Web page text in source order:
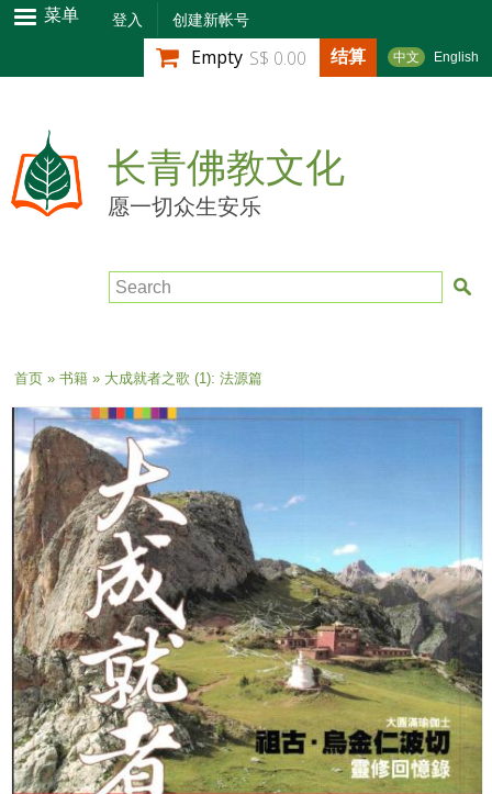
跳
转
到
内
容
菜单 登入 创建新帐号
中文 English
Empty S$ 0.00 结算
长青佛教文化
愿一切众生安乐
Search
当前位置
首页» 书籍» 大成就者之歌 (1): 法源篇